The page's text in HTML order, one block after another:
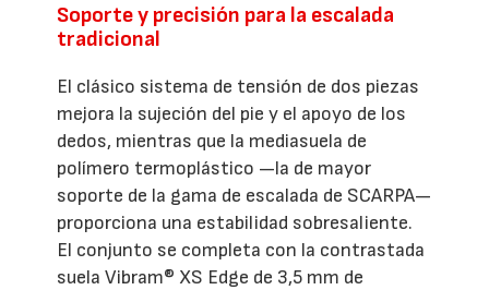
Soporte y precisión para la escalada
tradicional
El clásico sistema de tensión de dos piezas
mejora la sujeción del pie y el apoyo de los
dedos, mientras que la mediasuela de
polímero termoplástico —la de mayor
soporte de la gama de escalada de SCARPA—
proporciona una estabilidad sobresaliente.
El conjunto se completa con la contrastada
suela Vibram® XS Edge de 3,5 mm de